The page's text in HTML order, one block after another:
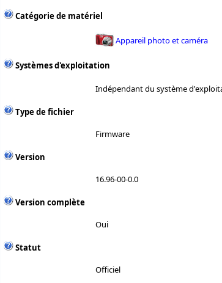
Catégorie de matériel
Appareil photo et caméra
Systèmes d'exploitation
Indépendant du système
Type de fichier
Firmware
Version
16.96-00-0.0
Version complète
Oui
Statut
Officiel